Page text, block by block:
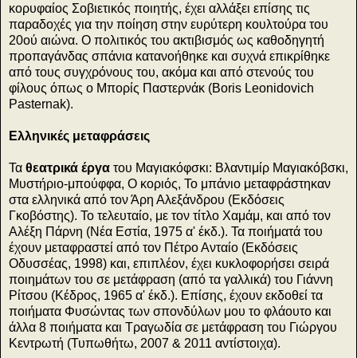
κορυφαίος Σοβιετικός ποιητής, έχει αλλάξει επίσης τις
παραδοχές για την ποίηση στην ευρύτερη κουλτούρα του
20ού αιώνα. Ο πολιτικός του ακτιβισμός ως καθοδηγητή
προπαγάνδας σπάνια κατανοήθηκε και συχνά επικρίθηκε
από τους συγχρόνους του, ακόμα και από στενούς του
φίλους όπως ο Μπορίς Παστερνάκ (Boris Leonidovich
Pasternak).
Ελληνικές μεταφράσεις
Τα θεατρικά έργα του Μαγιακόφσκι: Βλαντιμίρ Μαγιακόβσκι,
Μυστήριο-μπούφφα, Ο κοριός, Το μπάνιο μεταφράστηκαν
στα ελληνικά από τον Άρη Αλεξάνδρου (Εκδόσεις
Γκοβόστης). Το τελευταίο, με τον τίτλο Χαμάμ, και από τον
Αλέξη Πάρνη (Νέα Εστία, 1975 α' έκδ.). Τα ποιήματά του
έχουν μεταφραστεί από τον Πέτρο Ανταίο (Εκδόσεις
Οδυσσέας, 1998) και, επιπλέον, έχει κυκλοφορήσει σειρά
ποιημάτων του σε μετάφραση (από τα γαλλικά) του Γιάννη
Ρίτσου (Κέδρος, 1965 α' έκδ.). Επίσης, έχουν εκδοθεί τα
ποιήματα Φυσώντας των σπονδύλων μου το φλάουτο και
άλλα 8 ποιήματα και Τραγωδία σε μετάφραση του Γιώργου
Κεντρωτή (Τυπωθήτω, 2007 & 2011 αντίστοιχα).